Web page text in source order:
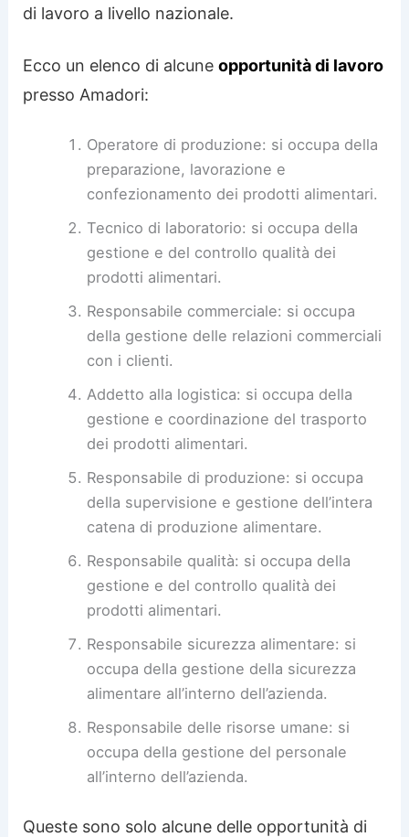
di lavoro a livello nazionale.
Ecco un elenco di alcuneopportunità di lavoro
presso Amadori:
Operatore di produzione: si occupa della
preparazione, lavorazione e
confezionamento dei prodotti alimentari.
Tecnico di laboratorio: si occupa della
gestione e del controllo qualità dei
prodotti alimentari.
Responsabile commerciale: si occupa
della gestione delle relazioni commerciali
con i clienti.
Addetto alla logistica: si occupa della
gestione e coordinazione del trasporto
dei prodotti alimentari.
Responsabile di produzione: si occupa
della supervisione e gestione dell’intera
catena di produzione alimentare.
Responsabile qualità: si occupa della
gestione e del controllo qualità dei
prodotti alimentari.
Responsabile sicurezza alimentare: si
occupa della gestione della sicurezza
alimentare all’interno dell’azienda.
Responsabile delle risorse umane: si
occupa della gestione del personale
all’interno dell’azienda.
Queste sono solo alcune delle opportunità di